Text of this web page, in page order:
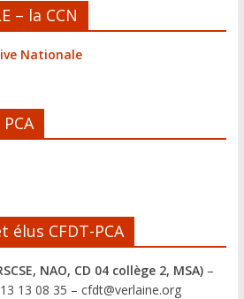
– la CCN
Nationale
élus CFDT-PCA
NAO, CD 04 collège 2, MSA)–
13 08 35 – cfdt@verlaine.org